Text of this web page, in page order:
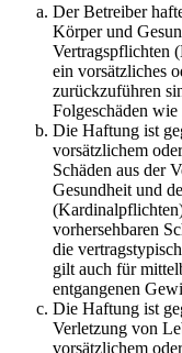
Der Betreiber
Körper und
Vertragspflichten
ein vorsätzliches
zurückzuführen
Folgeschäden
Die Haftung ist
vorsätzlichem
Schäden aus der
Gesundheit und
vorhersehbaren
die
gilt auch für
entgangenen
Die Haftung ist
Verletzung von
vorsätzlichem